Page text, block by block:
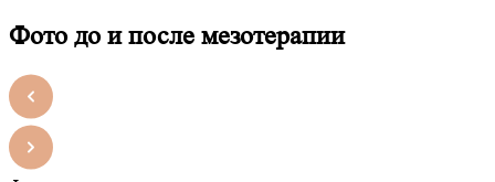
Фото до и после мезотерапии